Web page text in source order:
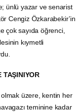
ünlü yazar ve senarist
Cengiz Özkarabekir’in
çok sayıda öğrenci,
kıymetli
TAŞINIYOR
üzere, kentin her
teminine kadar